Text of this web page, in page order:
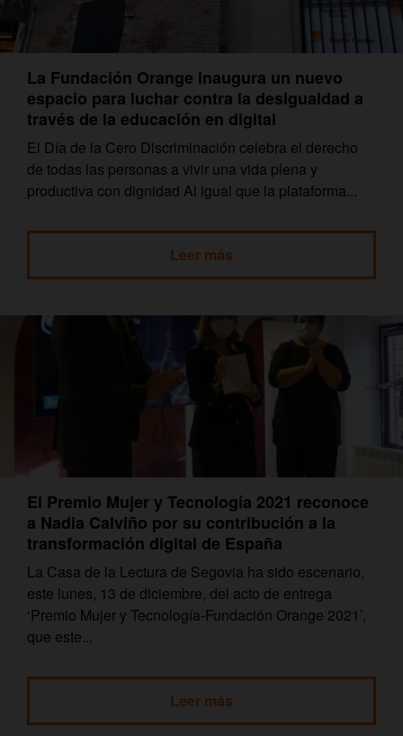
La Fundación Orange inaugura un nuevo
espacio para luchar contra la desigualdad a
través de la educación en digital
El Día de la Cero Discriminación celebra el derecho
de todas las personas a vivir una vida plena y
productiva con dignidad Al igual que la plataforma...
Leer más
El Premio Mujer y Tecnología 2021 reconoce
a Nadia Calviño por su contribución a la
transformación digital de España
La Casa de la Lectura de Segovia ha sido escenario,
este lunes, 13 de diciembre, del acto de entrega
‘Premio Mujer y Tecnología-Fundación Orange 2021’,
que este...
Leer más